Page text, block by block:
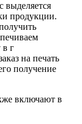
выделяется
продукции.
в г
на печать
получение
включают в